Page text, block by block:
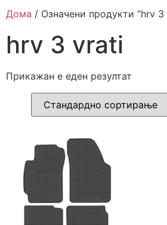
Дома / Означени продукти “hrv 3
hrv 3 vrati
Прикажан е еден резултат